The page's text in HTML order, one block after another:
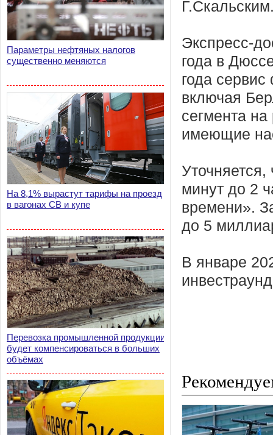
Параметры нефтяных налогов
существенно меняются
На 8,1% вырастут тарифы на проезд
в вагонах СВ и купе
Перевозка промышленной продукции
будет компенсироваться в больших
объёмах
Экспресс-
года в
года
включая
сегмента
имеющие
Уточняется,
минут до 2
времени».
до 5
В январе